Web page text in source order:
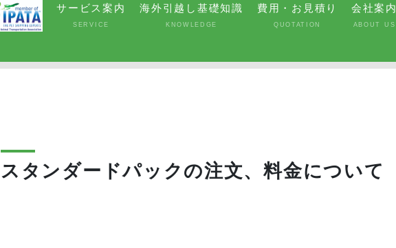
サービス案内
SERVICE
海外引越し基礎知識
KNOWLEDGE
費用・お見積り
QUOTATION
会社案内
ABOUT US
スタンダードパックの注文、料金について